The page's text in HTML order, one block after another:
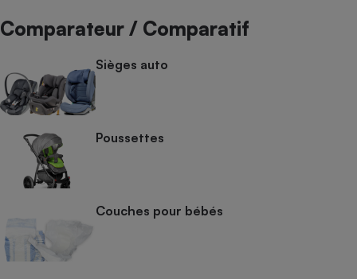
Comparateur / Comparatif
Sièges auto
Poussettes
Couches pour bébés